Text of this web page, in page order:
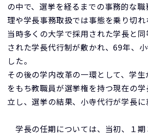
の中で、選挙を経るまでの事務的な
理や学長事務取扱では事態を乗り切れ
当時多くの大学で採用された学長と
された学長代行制が敷かれ、69年、
した。
その後の学内改革の一環として、学
をもち教職員が選挙権を持つ現在の
立し、選挙の結果、小寺代行が学長に
学長の任期については、当初、１期